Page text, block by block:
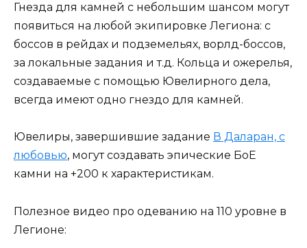
Гнезда для камней с небольшим шансом могут
появиться на любой экипировке Легиона: с
боссов в рейдах и подземельях, ворлд-боссов,
за локальные задания и т.д. Кольца и ожерелья,
создаваемые с помощью Ювелирного дела,
всегда имеют одно гнездо для камней.
Ювелиры, завершившие задание В Даларан, с
любовью, могут создавать эпические БоЕ
камни на +200 к характеристикам.
Полезное видео про одеванию на 110 уровне в
Легионе: